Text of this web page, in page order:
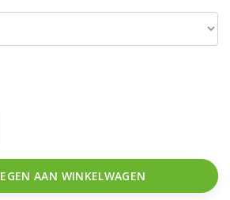
AAN WINKELWAGEN